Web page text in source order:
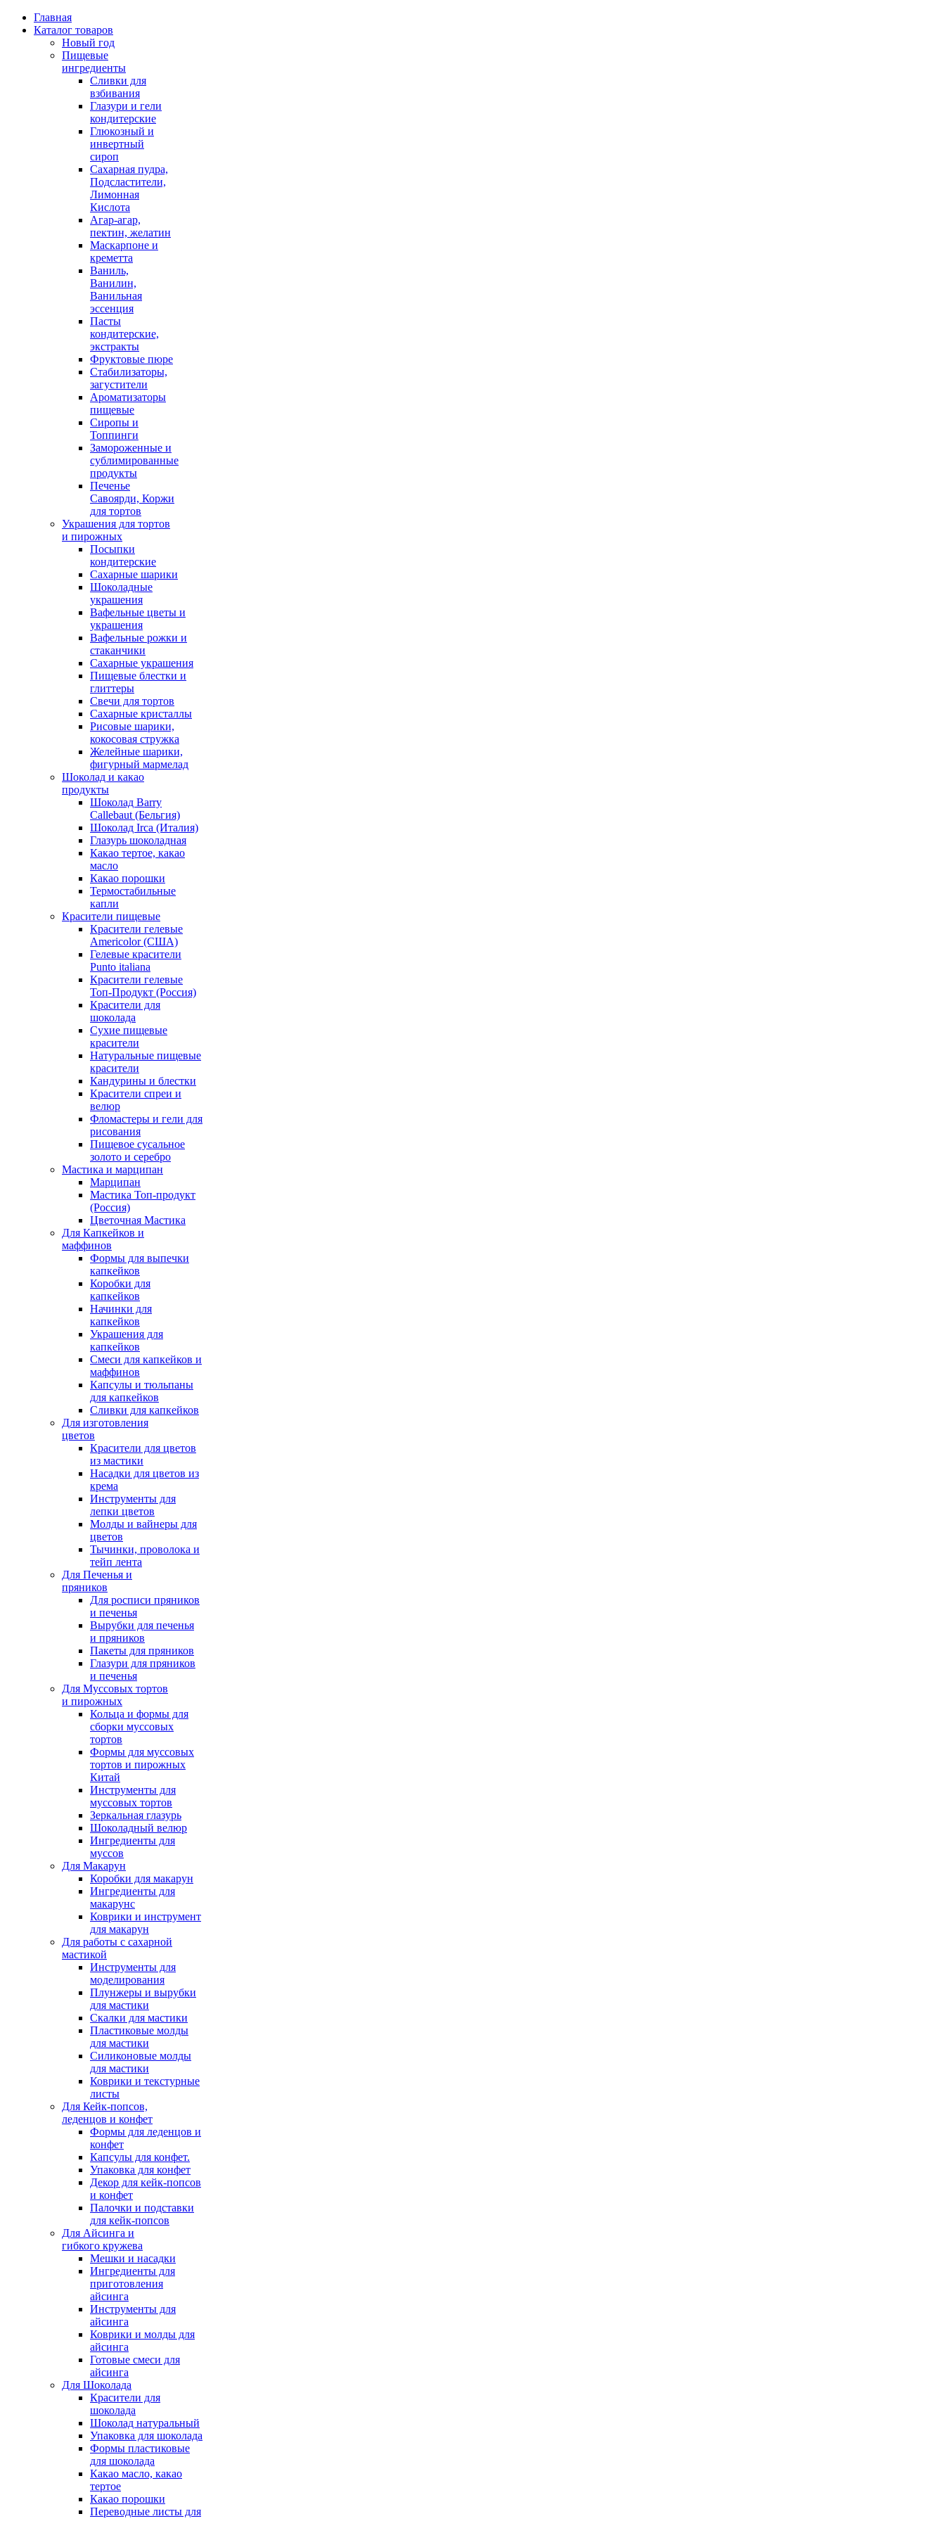
Главная
Каталог товаров
Новый год
Пищевые
ингредиенты
Сливки для
взбивания
Глазури и гели
кондитерские
Глюкозный и
инвертный
сироп
Сахарная пудра,
Подсластители,
Лимонная
Кислота
Агар-агар,
пектин, желатин
Маскарпоне и
креметта
Ваниль,
Ванилин,
Ванильная
эссенция
Пасты
кондитерские,
экстракты
Фруктовые пюре
Стабилизаторы,
загустители
Ароматизаторы
пищевые
Сиропы и
Топпинги
Замороженные и
сублимированные
продукты
Печенье
Савоярди, Коржи
для тортов
Украшения для тортов
и пирожных
Посыпки
кондитерские
Сахарные шарики
Шоколадные
украшения
Вафельные цветы и
украшения
Вафельные рожки и
стаканчики
Сахарные украшения
Пищевые блестки и
глиттеры
Свечи для тортов
Сахарные кристаллы
Рисовые шарики,
кокосовая стружка
Желейные шарики,
фигурный мармелад
Шоколад и какао
продукты
Шоколад Barry
Callebaut (Бельгия)
Шоколад Irca (Италия)
Глазурь шоколадная
Какао тертое, какао
масло
Какао порошки
Термостабильные
капли
Красители пищевые
Красители гелевые
Americolor (США)
Гелевые красители
Punto italiana
Красители гелевые
Топ-Продукт (Россия)
Красители для
шоколада
Сухие пищевые
красители
Натуральные пищевые
красители
Кандурины и блестки
Красители спреи и
велюр
Фломастеры и гели для
рисования
Пищевое сусальное
золото и серебро
Мастика и марципан
Марципан
Мастика Топ-продукт
(Россия)
Цветочная Мастика
Для Капкейков и
маффинов
Формы для выпечки
капкейков
Коробки для
капкейков
Начинки для
капкейков
Украшения для
капкейков
Смеси для капкейков и
маффинов
Капсулы и тюльпаны
для капкейков
Сливки для капкейков
Для изготовления
цветов
Красители для цветов
из мастики
Насадки для цветов из
крема
Инструменты для
лепки цветов
Молды и вайнеры для
цветов
Тычинки, проволока и
тейп лента
Для Печенья и
пряников
Для росписи пряников
и печенья
Вырубки для печенья
и пряников
Пакеты для пряников
Глазури для пряников
и печенья
Для Муссовых тортов
и пирожных
Кольца и формы для
сборки муссовых
тортов
Формы для муссовых
тортов и пирожных
Китай
Инструменты для
муссовых тортов
Зеркальная глазурь
Шоколадный велюр
Ингредиенты для
муссов
Для Макарун
Коробки для макарун
Ингредиенты для
макарунс
Коврики и инструмент
для макарун
Для работы с сахарной
мастикой
Инструменты для
моделирования
Плунжеры и вырубки
для мастики
Скалки для мастики
Пластиковые молды
для мастики
Силиконовые молды
для мастики
Коврики и текстурные
листы
Для Кейк-попсов,
леденцов и конфет
Формы для леденцов и
конфет
Капсулы для конфет.
Упаковка для конфет
Декор для кейк-попсов
и конфет
Палочки и подставки
для кейк-попсов
Для Айсинга и
гибкого кружева
Мешки и насадки
Ингредиенты для
приготовления
айсинга
Инструменты для
айсинга
Коврики и молды для
айсинга
Готовые смеси для
айсинга
Для Шоколада
Красители для
шоколада
Шоколад натуральный
Упаковка для шоколада
Формы пластиковые
для шоколада
Какао масло, какао
тертое
Какао порошки
Переводные листы для